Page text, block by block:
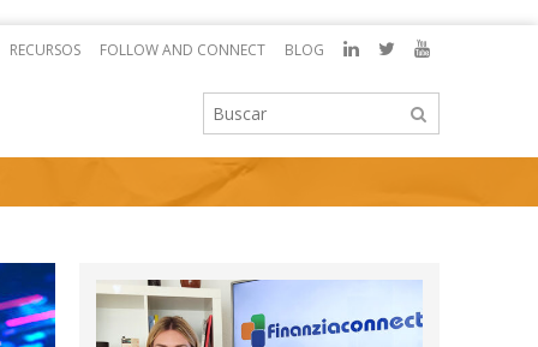
RECURSOS FOLLOW AND CONNECT BLOG